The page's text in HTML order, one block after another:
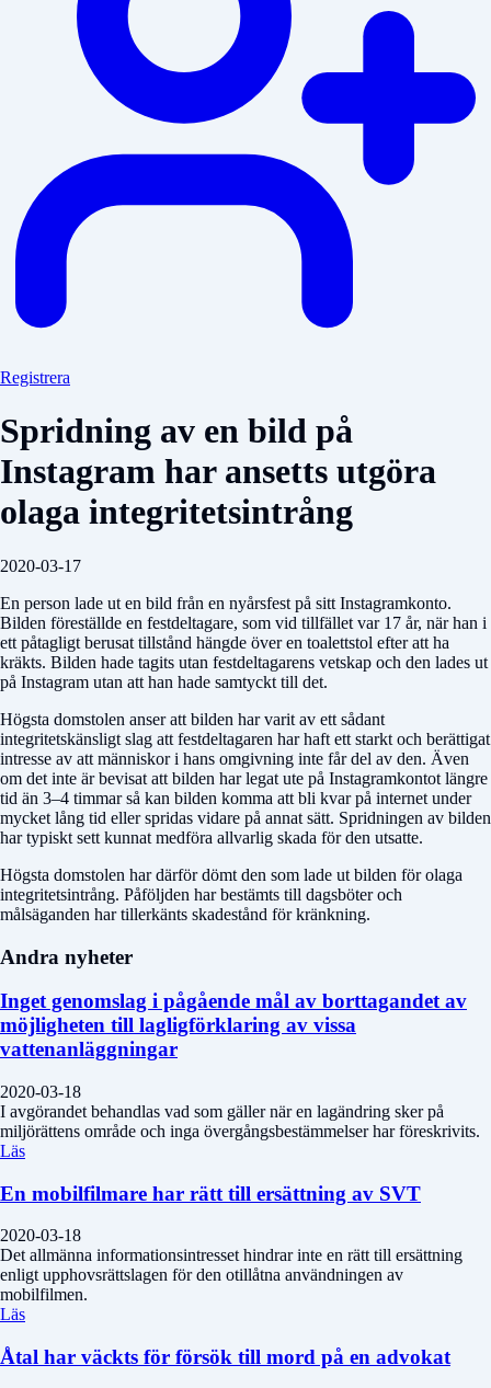
Registrera
Spridning av en bild på
Instagram har ansetts utgöra
olaga integritetsintrång
2020-03-17
En person lade ut en bild från en nyårsfest på sitt Instagramkonto.
Bilden föreställde en festdeltagare, som vid tillfället var 17 år, när han i
ett påtagligt berusat tillstånd hängde över en toalettstol efter att ha
kräkts. Bilden hade tagits utan festdeltagarens vetskap och den lades ut
på Instagram utan att han hade samtyckt till det.
Högsta domstolen anser att bilden har varit av ett sådant
integritetskänsligt slag att festdeltagaren har haft ett starkt och berättigat
intresse av att människor i hans omgivning inte får del av den. Även
om det inte är bevisat att bilden har legat ute på Instagramkontot längre
tid än 3–4 timmar så kan bilden komma att bli kvar på internet under
mycket lång tid eller spridas vidare på annat sätt. Spridningen av bilden
har typiskt sett kunnat medföra allvarlig skada för den utsatte.
Högsta domstolen har därför dömt den som lade ut bilden för olaga
integritetsintrång. Påföljden har bestämts till dagsböter och
målsäganden har tillerkänts skadestånd för kränkning.
Andra nyheter
Inget genomslag i pågående mål av borttagandet av
möjligheten till lagligförklaring av vissa
vattenanläggningar
2020-03-18
I avgörandet behandlas vad som gäller när en lagändring sker på
miljörättens område och inga övergångsbestämmelser har föreskrivits.
Läs
En mobilfilmare har rätt till ersättning av SVT
2020-03-18
Det allmänna informationsintresset hindrar inte en rätt till ersättning
enligt upphovsrättslagen för den otillåtna användningen av
mobilfilmen.
Läs
Åtal har väckts för försök till mord på en advokat